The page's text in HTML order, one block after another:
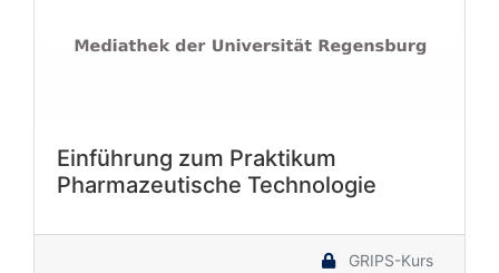
Einführung zum Praktikum
Pharmazeutische Technologie
GRIPS-Kurs